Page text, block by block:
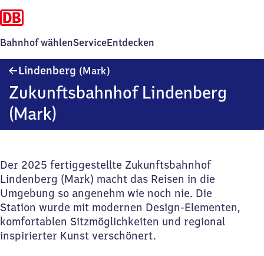
Bahnhof wählenServiceEntdecken
Lindenberg (Mark)
Zukunftsbahnhof Lindenberg
(Mark)
Der 2025 fertiggestellte Zukunftsbahnhof
Lindenberg (Mark) macht das Reisen in die
Umgebung so angenehm wie noch nie. Die
Station wurde mit modernen Design-Elementen,
komfortablen Sitzmöglichkeiten und regional
inspirierter Kunst verschönert.